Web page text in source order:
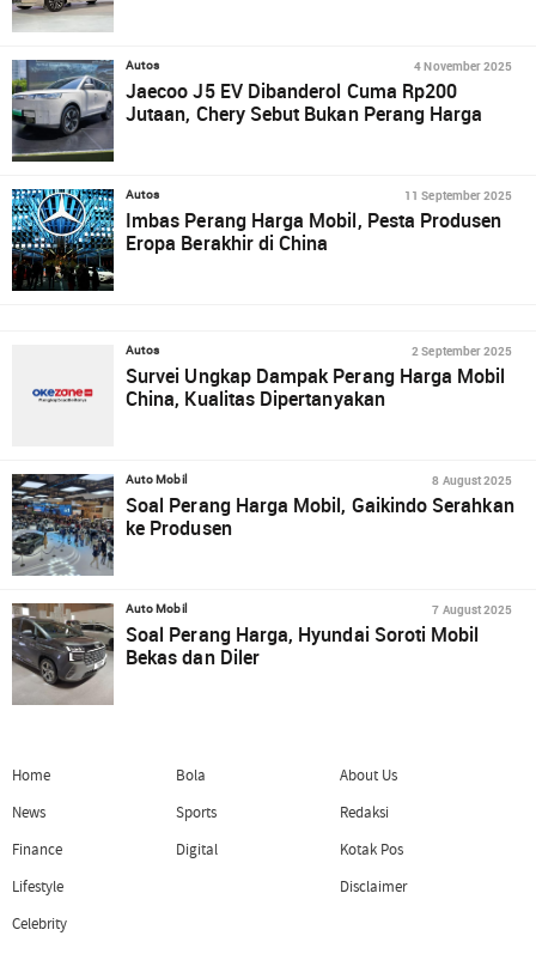
Autos 4 November 2025
Jaecoo J5 EV Dibanderol Cuma Rp200
Jutaan, Chery Sebut Bukan Perang Harga
Autos 11 September 2025
Imbas Perang Harga Mobil, Pesta Produsen
Eropa Berakhir di China
Autos 2 September 2025
Survei Ungkap Dampak Perang Harga Mobil
China, Kualitas Dipertanyakan
Auto Mobil 8 August 2025
Soal Perang Harga Mobil, Gaikindo Serahkan
ke Produsen
Auto Mobil 7 August 2025
Soal Perang Harga, Hyundai Soroti Mobil
Bekas dan Diler
Home
News
Finance
Lifestyle
Celebrity
Bola
Sports
Digital
About Us
Redaksi
Kotak Pos
Disclaimer